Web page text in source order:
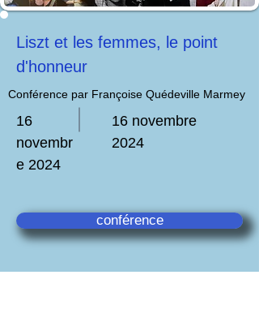
Liszt et les femmes, le point
d'honneur
Conférence par Françoise Quédeville Marmey
16
novembr
e 2024
16 novembre
2024
conférence